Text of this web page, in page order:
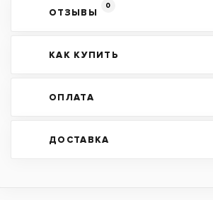
ОТЗЫВЫ
0
КАК КУПИТЬ
ОПЛАТА
ДОСТАВКА